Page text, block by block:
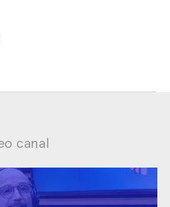
canal